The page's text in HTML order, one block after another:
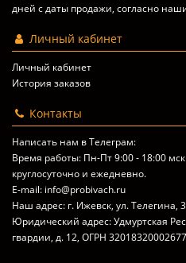
дней с даты продажи, согласно
Личный кабинет
Личный кабинет
История заказов
Контакты
Написать нам в Телеграм:
Время работы: Пн-Пт 9:00 - 18:00
круглосуточно и ежедневно.
E-mail: info@probivach.ru
Наш адрес: г. Ижевск, ул. Телегина,
Юридический адрес: Удмуртская
гвардии, д. 12, ОГРН